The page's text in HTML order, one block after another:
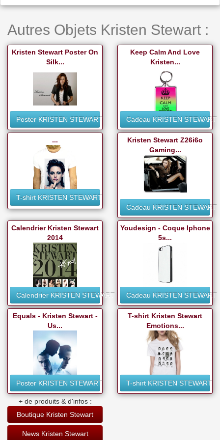
Autres Objets Kristen Stewart :
Kristen Stewart Poster On
Silk...
Poster KRISTEN STEWART
Keep Calm And Love
Kristen...
Cadeau KRISTEN STEWART
...
T-shirt KRISTEN STEWART
Kristen Stewart Z26i6o
Gaming...
Cadeau KRISTEN STEWART
Calendrier Kristen Stewart
2014
Calendrier KRISTEN STEWART
Youdesign - Coque Iphone
5s...
Cadeau KRISTEN STEWART
Equals - Kristen Stewart -
Us...
Poster KRISTEN STEWART
T-shirt Kristen Stewart
Emotions...
T-shirt KRISTEN STEWART
+ de produits & d'infos :
Boutique Kristen Stewart
News Kristen Stewart